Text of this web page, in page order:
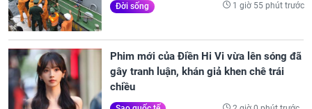
Đời sống 1 giờ 55 phút trước
Phim mới của Điền Hi Vi vừa lên sóng đã
gây tranh luận, khán giả khen chê trái
chiều